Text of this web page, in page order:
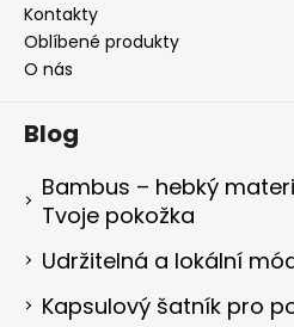
Kontakty
Oblíbené produkty
O nás
Blog
Bambus – hebký
Tvoje pokožka
Udržitelná a lokální
Kapsulový šatník pro